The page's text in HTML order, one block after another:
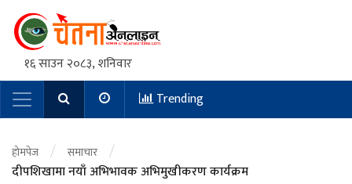
१६ साउन २०८३, शनिवार
Main NavigationTrending
होमपेज / समाचार /
दीपशिखामा नयाँ अभिभावक अभिमुखीकरण कार्यक्रम